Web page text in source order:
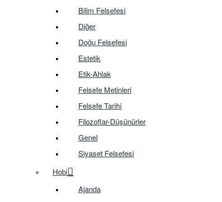
Bilim Felsefesi
Diğer
Doğu Felsefesi
Estetik
Etik-Ahlak
Felsefe Metinleri
Felsefe Tarihi
Filozoflar-Düşünürler
Genel
Siyaset Felsefesi
Hobi
Ajanda